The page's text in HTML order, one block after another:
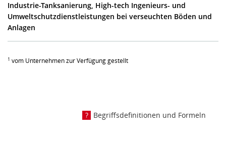
Industrie-Tanksanierung, High-tech Ingenieurs- und
Umweltschutzdienstleistungen bei verseuchten Böden und
Anlagen
1 vom Unternehmen zur Verfügung gestellt
Begriffsdefinitionen und Formeln